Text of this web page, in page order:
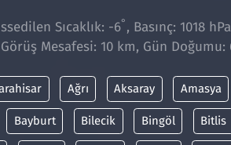
Sıcaklık: -6° , Basınç: 1018
Görüş Mesafesi: 10 km, Gün Doğumu:
Ağrı Aksaray Amasya
Bayburt Bilecik Bingöl Bitlis